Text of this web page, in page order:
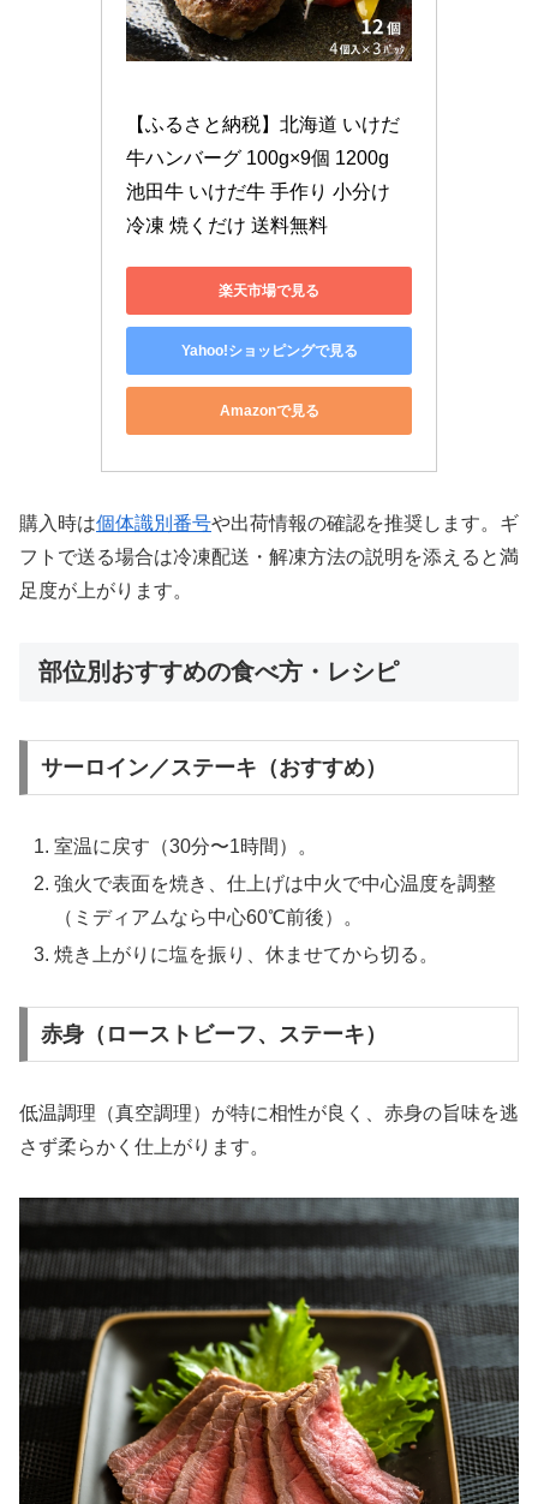
【ふるさと納税】北海道 いけだ
牛ハンバーグ 100g×9個 1200g
池田牛 いけだ牛 手作り 小分け
冷凍 焼くだけ 送料無料
楽天市場で見る
Yahoo!ショッピングで見る
Amazonで見る
購入時は個体識別番号や出荷情報の確認を推奨します。ギ
フトで送る場合は冷凍配送・解凍方法の説明を添えると満
足度が上がります。
部位別おすすめの食べ方・レシピ
サーロイン／ステーキ（おすすめ）
室温に戻す（30分〜1時間）。
強火で表面を焼き、仕上げは中火で中心温度を調整
（ミディアムなら中心60℃前後）。
焼き上がりに塩を振り、休ませてから切る。
赤身（ローストビーフ、ステーキ）
低温調理（真空調理）が特に相性が良く、赤身の旨味を逃
さず柔らかく仕上がります。